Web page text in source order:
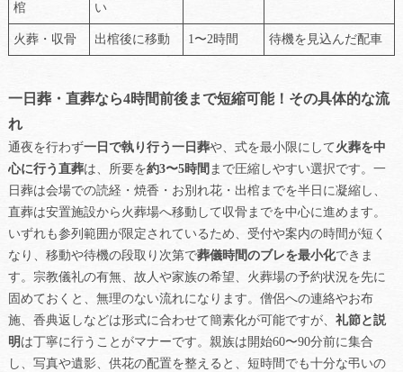
棺
い
火葬・収骨 出棺後に移動 1〜2時間 待機を見込んだ配車
一日葬・直葬なら4時間前後まで短縮可能！その具体的な流
れ
通夜を行わず一日で執り行う一日葬や、式を最小限にして 火葬を中
心に行う直葬は、所要を約3〜5時間 まで圧縮しやすい選択です。一
日葬は会場での読経・焼香・お別れ花・出棺までを半日に凝縮し、
直葬は安置施設から火葬場へ移動して収骨までを中心に進めます。
いずれも参列範囲が限定されているため、受付や案内の時間が短く
なり、移動や待機の段取り次第で葬儀時間のブレを最小化できま
す。宗教儀礼の有無、故人や家族の希望、火葬場の予約状況を先に
固めておくと、無理のない流れになります。僧侶への連絡やお布
施、香典返しなどは形式に合わせて簡素化が可能ですが、 礼節と説
明 は丁寧に行うことがマナーです。親族は開始60〜90分前に集合
し、写真や遺影、供花の配置を整えると、短時間でも十分な弔いの